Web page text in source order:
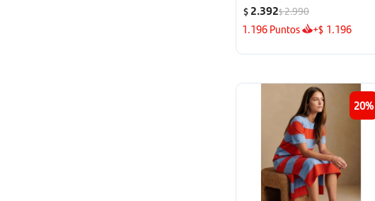
$2.392$2.990
1.196Puntos +$ 1.196
20